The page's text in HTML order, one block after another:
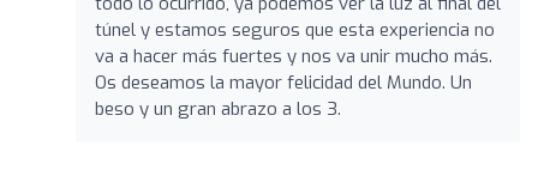
túnel y estamos seguros que esta experiencia no
va a hacer más fuertes y nos va unir mucho más.
Os deseamos la mayor felicidad del Mundo. Un
beso y un gran abrazo a los 3.